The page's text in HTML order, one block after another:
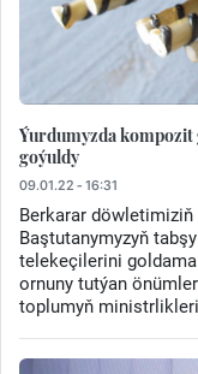
Ýurdumyzda
goýuldy
09.01.22 - 16:31
Berkarar
Baştutanymyzyň
telekeçilerini
ornuny tutýan
toplumyň